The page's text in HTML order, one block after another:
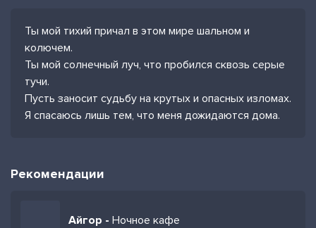
Ты мой тихий причал в этом мире шальном и
колючем.
Ты мой солнечный луч, что пробился сквозь серые
тучи.
Пусть заносит судьбу на крутых и опасных изломах.
Я спасаюсь лишь тем, что меня дожидаются дома.
Рекомендации
Айгор - Ночное кафе